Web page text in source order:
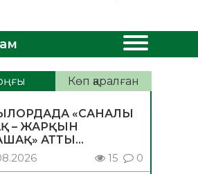
Көп қаралған
«САНАЛЫ
– ЖАРҚЫН
АТТЫ
МӘЖІЛІС
15 0